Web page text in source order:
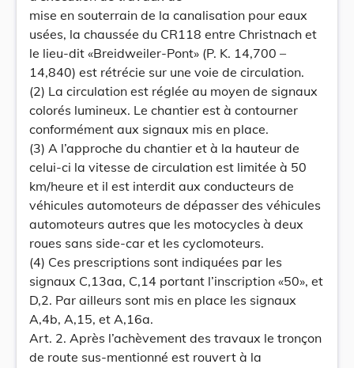
mise en souterrain de la canalisation pour eaux
usées, la chaussée du CR118 entre Christnach et
le lieu-dit «Breidweiler-Pont» (P. K. 14,700 –
14,840) est rétrécie sur une voie de circulation.
(2) La circulation est réglée au moyen de signaux
colorés lumineux. Le chantier est à contourner
conformément aux signaux mis en place.
(3) A l’approche du chantier et à la hauteur de
celui-ci la vitesse de circulation est limitée à 50
km/heure et il est interdit aux conducteurs de
véhicules automoteurs de dépasser des véhicules
automoteurs autres que les motocycles à deux
roues sans side-car et les cyclomoteurs.
(4) Ces prescriptions sont indiquées par les
signaux C,13aa, C,14 portant l’inscription «50», et
D,2. Par ailleurs sont mis en place les signaux
A,4b, A,15, et A,16a.
Art. 2. Après l’achèvement des travaux le tronçon
de route sus-mentionné est rouvert à la